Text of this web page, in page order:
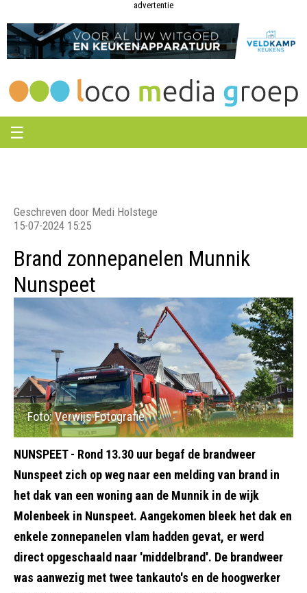
Groep
Groep
advertentie
☰
Geschreven door Medi Holstege
15-07-2024 15:25
Brand zonnepanelen Munnik
Nunspeet
Foto: Verwijs Fotografie
NUNSPEET - Rond 13.30 uur begaf de brandweer
Nunspeet zich op weg naar een melding van brand in
het dak van een woning aan de Munnik in de wijk
Molenbeek in Nunspeet. Aangekomen bleek het dak en
enkele zonnepanelen vlam hadden gevat, er werd
direct opgeschaald naar 'middelbrand'. De brandweer
was aanwezig met twee tankauto's en de hoogwerker